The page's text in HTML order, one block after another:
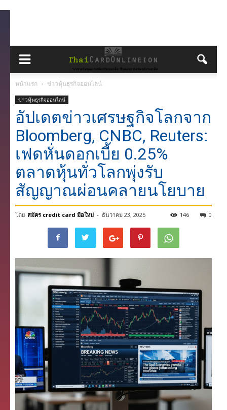
หน้าแรก ข่าวหุ้นธุรกิจออนไลน์
ข่าวหุ้นธุรกิจออนไลน์
อัปเดตข่าวเศรษฐกิจโลกจาก
Bloomberg, CNBC, Reuters:
เฟดหั่นดอกเบี้ย 0.25%
ตลาดหุ้นทั่วโลกพุ่งรับ
สัญญาณผ่อนคลายนโยบาย
โดย สมัคร credit card มือใหม่ - ธันวาคม 23, 2025 0
146